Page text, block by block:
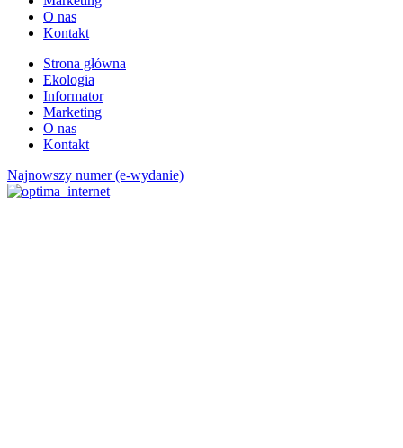
O nas
Kontakt
Strona główna
Ekologia
Informator
Marketing
O nas
Kontakt
Najnowszy numer (e-wydanie)